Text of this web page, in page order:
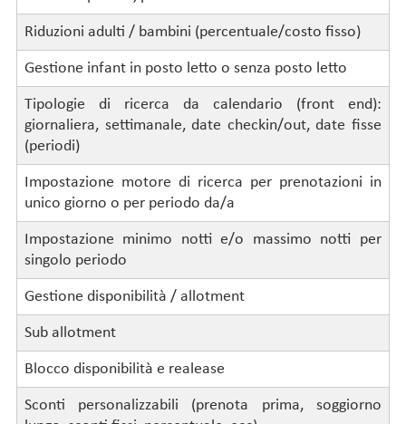
Riduzioni adulti / bambini (percentuale/costo fisso)
Gestione infant in posto letto o senza posto letto
Tipologie di ricerca da calendario (front end):
giornaliera, settimanale, date checkin/out, date fisse
(periodi)
Impostazione motore di ricerca per prenotazioni in
unico giorno o per periodo da/a
Impostazione minimo notti e/o massimo notti per
singolo periodo
Gestione disponibilità / allotment
Sub allotment
Blocco disponibilità e realease
Sconti personalizzabili (prenota prima, soggiorno